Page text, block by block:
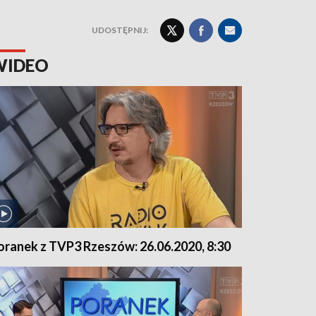
UDOSTĘPNIJ:
z TVP3 Rzeszów: 26.06.2020, 8:30